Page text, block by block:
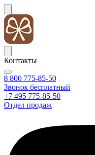
Контакты
8 800 775-85-50
Звонок бесплатный
+7 495 775-85-50
Отдел продаж